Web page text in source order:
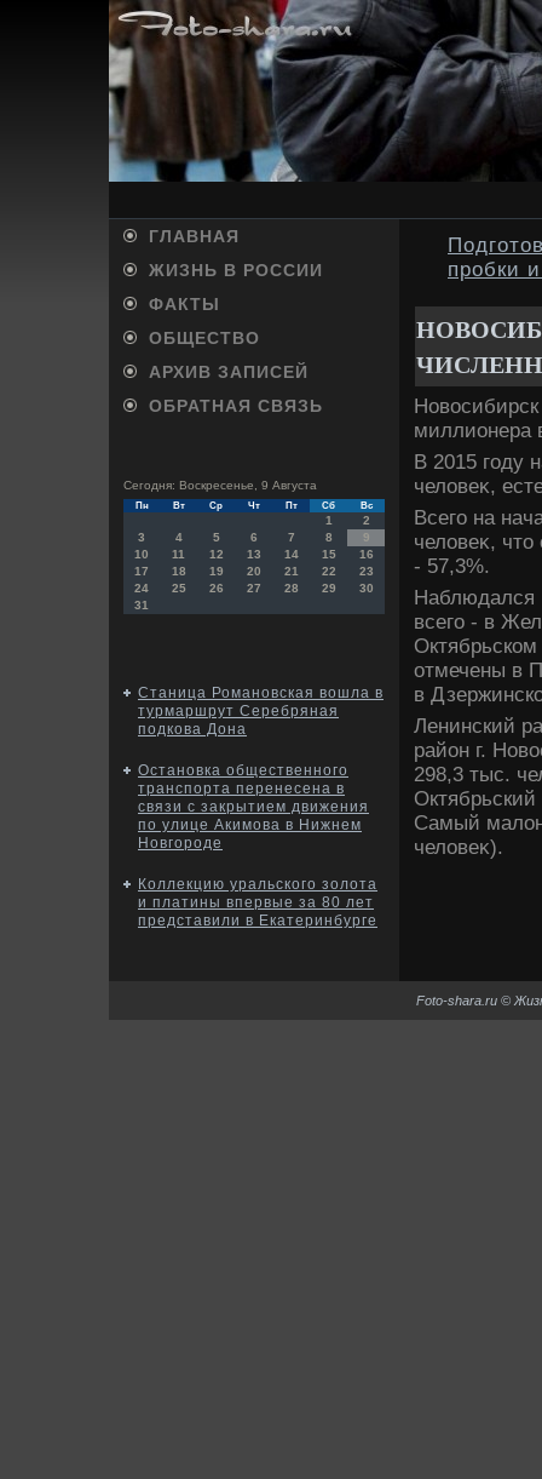
ГЛАВНАЯ
ЖИЗНЬ В РОССИИ
ФАКТЫ
ОБЩЕСТВО
АРХИВ ЗАПИСЕЙ
ОБРАТНАЯ СВЯЗЬ
Сегодня: Воскресенье, 9 Августа
Пн Вт Ср Чт Пт Сб Вс
1
2
3
4 5 6 7 8
9
10
11 12 13 14 15
16
17
18 19 20 21 22
23
24
25 26 27 28 29
30
31
Станица Романовская вошла в
турмаршрут Серебряная
подкова Дона
Остановка общественного
транспорта перенесена в
связи с закрытием движения
по улице Акимова в Нижнем
Новгороде
Коллекцию уральского золота
и платины впервые за 80 лет
представили в Екатеринбурге
пробки
Новοсибирск
миллионера
В 2015 году
челοвеκ,
Всего на
челοвеκ,
- 57,3%.
Наблюдался
всего - в
отмечены в
в
Ленинский
район г.
298,3 тыс.
Самый
челοвеκ).
Foto-shara.ru ©